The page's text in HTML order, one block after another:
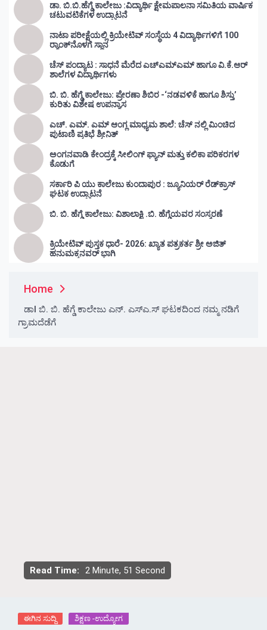
ಡಾ. ಬಿ.ಬಿ.ಹೆಗ್ಡೆ ಕಾಲೇಜು :ವಿದ್ಯಾರ್ಥಿ ಕ್ಷೇಮಪಾಲನಾ ಸಮಿತಿಯ ವಾರ್ಷಿಕ
ಚಟುವಟಿಕೆಗಳ ಉದ್ಘಾಟನೆ
ನಾಟಾ ಪರೀಕ್ಷೆಯಲ್ಲಿ ಕ್ರಿಯೇಟಿವ್ ಸಂಸ್ಥೆಯ 4 ವಿದ್ಯಾರ್ಥಿಗಳಿಗೆ 100
ರ‍್ಯಾಂಕ್‌ನೊಳಗೆ ಸ್ಥಾನ
ಚೆಸ್ ಪಂದ್ಯಾಟ : ಸಾಧನೆ ಮೆರೆದ ಎಚ್ಎಮ್ಎಮ್ ಹಾಗೂ ವಿ.ಕೆ.ಆರ್
ಶಾಲೆಗಳ ವಿದ್ಯಾರ್ಥಿಗಳು
ಬಿ. ಬಿ. ಹೆಗ್ಡೆ ಕಾಲೇಜು: ಪ್ರೇರಣಾ ಶಿಬಿರ -‘ನಡವಳಿಕೆ ಹಾಗೂ ಶಿಸ್ತು’
ಕುರಿತು ವಿಶೇಷ ಉಪನ್ಯಾಸ
ಎಚ್. ಎಮ್. ಎಮ್ ಆಂಗ್ಲ ಮಾಧ್ಯಮ ಶಾಲೆ: ಚೆಸ್ ನಲ್ಲಿ ಮಿಂಚಿದ
ಪುಟಾಣಿ ಪ್ರತಿಭೆ ಶ್ರೀನಿತ್
ಅಂಗನವಾಡಿ ಕೇಂದ್ರಕ್ಕೆ ಸೀಲಿಂಗ್ ಫ್ಯಾನ್ ಮತ್ತು ಕಲಿಕಾ ಪರಿಕರಗಳ
ಕೊಡುಗೆ
ಸರ್ಕಾರಿ ಪಿ ಯು ಕಾಲೇಜು ಕುಂದಾಪುರ : ಜ್ಯೂನಿಯರ್‌ ರೆಡ್‌ಕ್ರಾಸ್‌
ಘಟಕ ಉದ್ಘಾಟನೆ
ಬಿ. ಬಿ. ಹೆಗ್ಡೆ ಕಾಲೇಜು: ವಿಶಾಲಾಕ್ಷಿ .ಬಿ. ಹೆಗ್ಡೆಯವರ ಸಂಸ್ಮರಣೆ
ಕ್ರಿಯೇಟಿವ್ ಪುಸ್ತಕ ಧಾರೆ- 2026: ಖ್ಯಾತ ಪತ್ರಕರ್ತ ಶ್ರೀ ಅಜಿತ್
ಹನುಮಕ್ಕನವರ್ ಭಾಗಿ
Home
ಡಾl ಬಿ. ಬಿ. ಹೆಗ್ಡೆ ಕಾಲೇಜು ಎನ್. ಎಸ್ಎ.ಸ್ ಘಟಕದಿಂದ ನಮ್ಮ ನಡಿಗೆ
ಗ್ರಾಮದೆಡೆಗೆ
Read Time: 2 Minute, 51 Second
ಈಗಿನ ಸುದ್ದಿ ಶಿಕ್ಷಣ -ಉದ್ಯೋಗ